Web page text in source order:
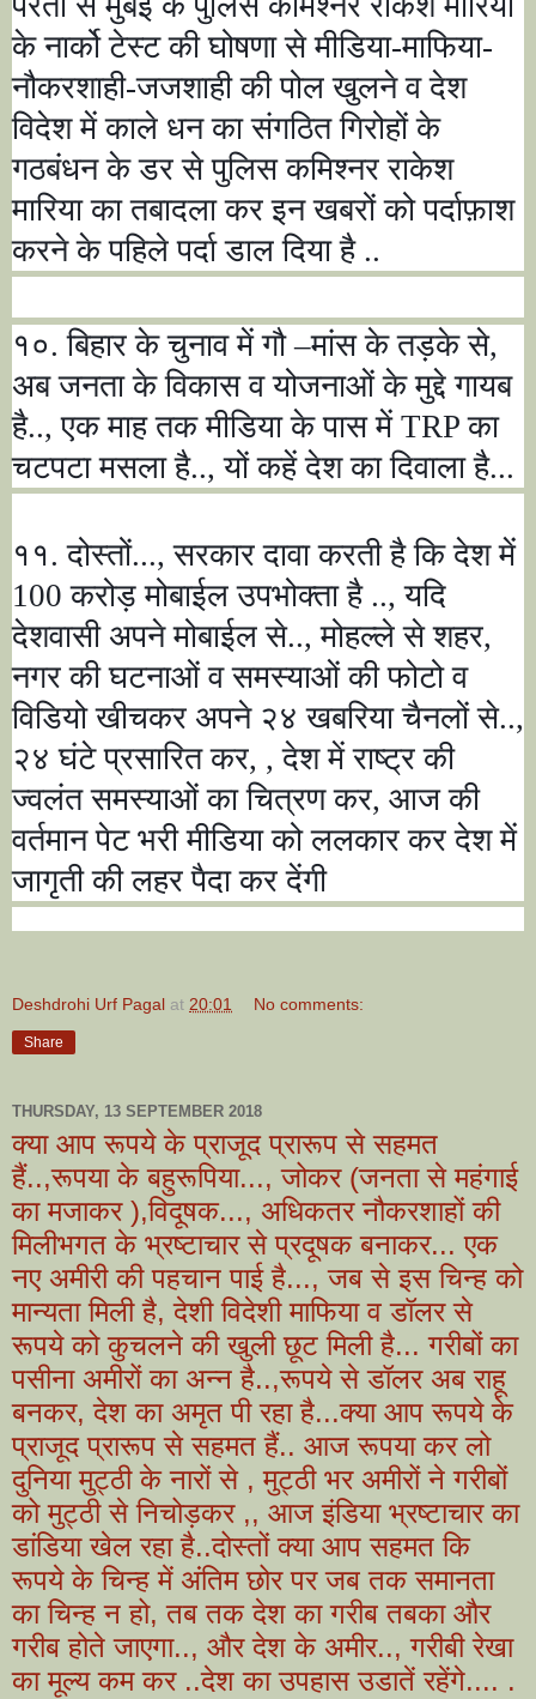
के नार्को टेस्ट की घोषणा से मीडिया-माफिया-
नौकरशाही-जजशाही की पोल खुलने व देश
विदेश में काले धन का संगठित गिरोहों के
गठबंधन के डर से पुलिस कमिश्नर राकेश
मारिया का तबादला कर इन खबरों को पर्दाफ़ाश
करने के पहिले पर्दा डाल दिया है ..
१०. बिहार के चुनाव में गौ–मांस के तड़के से,
अब जनता के विकास व योजनाओं के मुद्दे गायब
है..,एक माह तक मीडिया के पास में TRPका
चटपटा मसला है..,यों कहें देश का दिवाला है...
११. दोस्तों...,सरकार दावा करती है कि देश में
100करोड़ मोबाईल उपभोक्ता है ..,यदि
देशवासी अपने मोबाईल से..,मोहल्ले से शहर,
नगर की घटनाओं व समस्याओं की फोटो व
विडियो खीचकर अपने २४ खबरिया चैनलों से..,
२४ घंटे प्रसारित कर, ,देश में राष्ट्र की
ज्वलंत समस्याओं का चित्रण कर, आज की
वर्तमान पेट भरी मीडिया को ललकार कर देश में
जागृती की लहर पैदा कर देंगी
Deshdrohi Urf Pagal at 20:01 No comments:
Share
THURSDAY, 13 SEPTEMBER 2018
क्या आप रूपये के प्राजूद प्रारूप से सहमत
हैं..,रूपया के बहुरूपिया..., जोकर (जनता से महंगाई
का मजाकर ),विदूषक..., अधिकतर नौकरशाहों की
मिलीभगत के भ्रष्टाचार से प्रदूषक बनाकर... एक
नए अमीरी की पहचान पाई है..., जब से इस चिन्ह को
मान्यता मिली है, देशी विदेशी माफिया व डॉलर से
रूपये को कुचलने की खुली छूट मिली है... गरीबों का
पसीना अमीरों का अन्न है..,रूपये से डॉलर अब राहू
बनकर, देश का अमृत पी रहा है...क्या आप रूपये के
प्राजूद प्रारूप से सहमत हैं.. आज रूपया कर लो
दुनिया मुट्ठी के नारों से , मुट्ठी भर अमीरों ने गरीबों
को मुट्ठी से निचोड़कर ,, आज इंडिया भ्रष्टाचार का
डांडिया खेल रहा है..दोस्तों क्या आप सहमत कि
रूपये के चिन्ह में अंतिम छोर पर जब तक समानता
का चिन्ह न हो, तब तक देश का गरीब तबका और
गरीब होते जाएगा.., और देश के अमीर.., गरीबी रेखा
का मूल्य कम कर ..देश का उपहास उडातें रहेंगे.... .